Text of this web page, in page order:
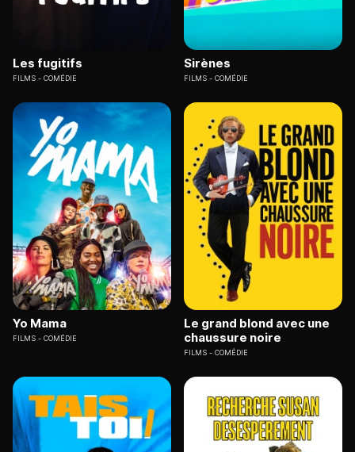
Les fugitifs
FILMS COMÉDIE
Sirènes
FILMS COMÉDIE
Yo Mama
FILMS COMÉDIE
Le grand blond avec une
chaussure noire
FILMS COMÉDIE